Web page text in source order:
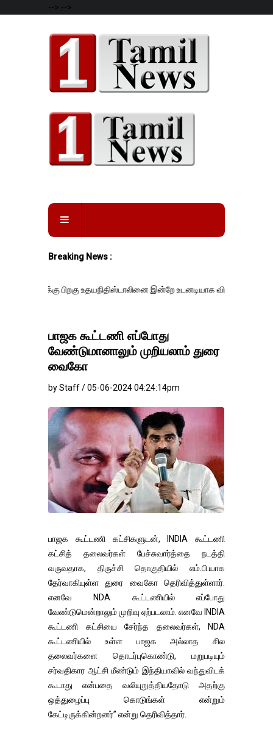
--> -->
Breaking News :
பிறகு உதயநிதிஸ்டாலினை இன்றே உடனடியாக விடுவிக்கப்பட வேண்.
பாஜக கூட்டணி எப்போது
வேண்டுமானாலும் முறியலாம் துரை
வைகோ
by Staff / 05-06-2024 04:24:14pm
பாஜக கூட்டணி கட்சிகளுடன், INDIA கூட்டணி
கட்சித் தலைவர்கள் பேச்சுவார்த்தை நடத்தி
வருவதாக, திருச்சி தொகுதியில் எம்.பி.யாக
தேர்வாகியுள்ள துரை வைகோ தெரிவித்துள்ளார்.
எனவே NDA கூட்டணியில் எப்போது
வேண்டுமென்றாலும் முறிவு ஏற்படலாம். எனவே INDIA
கூட்டணி கட்சியை சேர்ந்த தலைவர்கள், NDA
கூட்டணியில் உள்ள பாஜக அல்லாத சில
தலைவர்களை தொடர்புகொண்டு, மறுபடியும்
சர்வதிகார ஆட்சி மீண்டும் இந்தியாவில் வந்துவிடக்
கூடாது என்பதை வலியுறுத்தியதோடு அதற்கு
ஒத்துழைப்பு கொடுங்கள் என்றும்
கேட்டிருக்கின்றனர்” என்று தெரிவித்தார்.